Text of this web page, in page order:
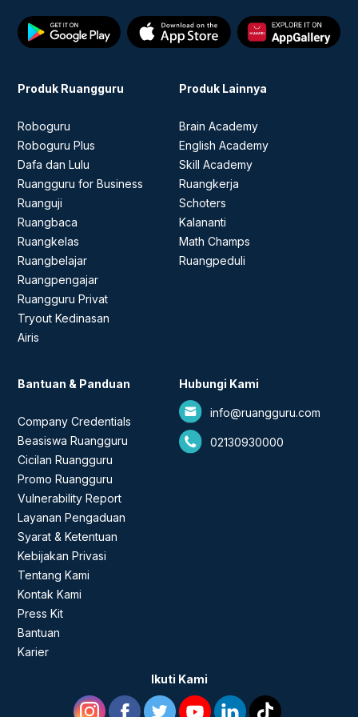
Produk Ruangguru
Roboguru
Roboguru Plus
Dafa dan Lulu
Ruangguru for Business
Ruanguji
Ruangbaca
Ruangkelas
Ruangbelajar
Ruangpengajar
Ruangguru Privat
Tryout Kedinasan
Airis
Produk Lainnya
Brain Academy
English Academy
Skill Academy
Ruangkerja
Schoters
Kalananti
Math Champs
Ruangpeduli
Bantuan & Panduan
Company Credentials
Beasiswa Ruangguru
Cicilan Ruangguru
Promo Ruangguru
Vulnerability Report
Layanan Pengaduan
Syarat & Ketentuan
Kebijakan Privasi
Tentang Kami
Kontak Kami
Press Kit
Bantuan
Karier
Hubungi Kami
info@ruangguru.com
02130930000
Ikuti Kami